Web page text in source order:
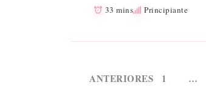
33 mins Principiante
Paginación
ANTERIORES 1 …